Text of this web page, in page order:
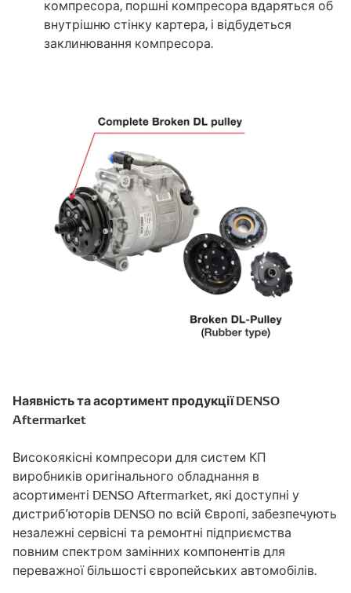
компресора, поршні компресора вдаряться об
внутрішню стінку картера, і відбудеться
заклинювання компресора.
Наявність та асортимент продукції DENSO
Aftermarket
Високоякісні компресори для систем КП
виробників оригінального обладнання в
асортименті DENSO Aftermarket, які доступні у
дистриб’юторів DENSO по всій Європі, забезпечують
незалежні сервісні та ремонтні підприємства
повним спектром замінних компонентів для
переважної більшості європейських автомобілів.